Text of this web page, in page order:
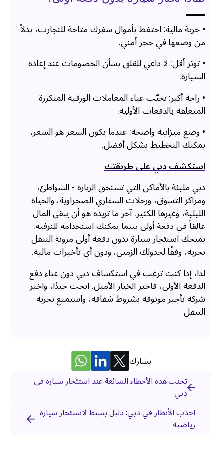
• حرية مالية: احتفظ بأموال سفرك متاحة للتجارب، بدلاً
من وضعها في حجز أمني.
• توتر أقل: لا داعي للقلق بشأن الخصومات عند إعادة
السيارة.
• راحة أكبر: تجنّب عناء المعاملات الورقية المتكررة
المتعلقة بالدفعات الأولية.
• وضع ميزانية واضحة: عندما يكون السعر هو السعر،
يمكنك التخطيط بشكل أفضل.
استكشف دبي على طريقتك
دبي مليئة بالأماكن التي تستحق الزيارة - الشواطئ،
ومراكز التسوق، ورحلات السفاري الصحراوية، والحياة
الليلية، وغيرها الكثير. آخر ما تريده هو أن يبقى المال
عالقاً في دفعة أولى بينما يمكنك استخدامه للترفيه.
يمنحك استئجار سيارة بدون دفعة أولى مرونة التنقل
بحرية، وفقًا لجدولك الزمني، ودون أي تأخيرات مالية.
لذا، إذا كنت ترغب في استكشاف دبي دون عناء دفع
الدفعة الأولى، فاختر الخيار الأمثل. ابحث جيدًا، واختر
شركة تأجير موثوقة بشروط شفافة، واستمتع بحرية
التنقل
يشارك
تجنب هذه الأخطاء الشائعة عند استئجار سيارة في
دبي
اجذب الأنظار في دبي: دليل بسيط لاستئجار سيارة
رياضية